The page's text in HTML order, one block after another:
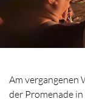
Am vergangenen
der Promenade